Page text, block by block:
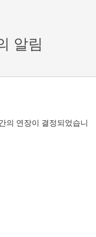
알림
의 연장이 결정되었습니